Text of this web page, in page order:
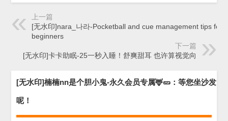
上一篇
[无水印]nara_나라-Pocketball and cue management tips for
beginners
下一篇
[无水印]卡卡助眠-25一秒入睡！舒爽甜耳 也许算视觉向
[无水印]楠楠nn是个胆小鬼-永久会员专属🦌🥒：等您坐沙发
呢！